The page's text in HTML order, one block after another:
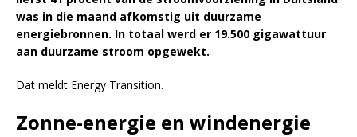
was in die maand afkomstig uit duurzame
energiebronnen. In totaal werd er 19.500 gigawattuur
aan duurzame stroom opgewekt.
Dat meldt Energy Transition.
Zonne-energie en windenergie